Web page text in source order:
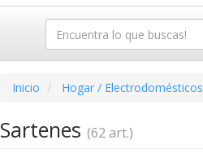
Inicio Hogar / Electrodomésticos
Sartenes (62 art.)